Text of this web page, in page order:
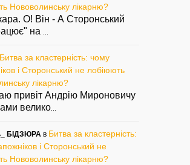
Нововолинську лікарню?
О! Він - А Сторонський
на
Битва за кластерність: чому
і Сторонський не лобіюють
лікарню?
привіт Андрію Мироновичу
велико
БІДЗЮРА в Битва за кластерність:
і Сторонський не
Нововолинську лікарню?